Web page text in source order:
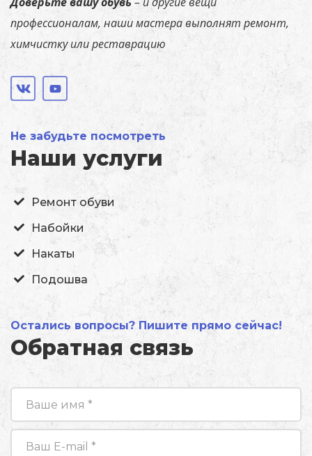
профессионалам, нашимастеравыполнят ремонт,
химчистку или реставрацию
Не забудьте посмотреть
Наши услуги
Ремонт обуви
Набойки
Накаты
Подошва
Остались вопросы? Пишите прямо сейчас!
Обратная связь